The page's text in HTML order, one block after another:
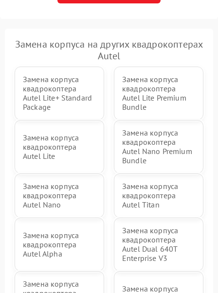
Замена корпуса на других квадрокоптерах
Autel
Замена корпуса
квадрокоптера
Autel Lite+ Standard
Package
Замена корпуса
квадрокоптера
Autel Lite Premium
Bundle
Замена корпуса
квадрокоптера
Autel Lite
Замена корпуса
квадрокоптера
Autel Nano Premium
Bundle
Замена корпуса
квадрокоптера
Autel Nano
Замена корпуса
квадрокоптера
Autel Titan
Замена корпуса
квадрокоптера
Autel Alpha
Замена корпуса
квадрокоптера
Autel Dual 640T
Enterprise V3
Замена корпуса
Замена корпуса